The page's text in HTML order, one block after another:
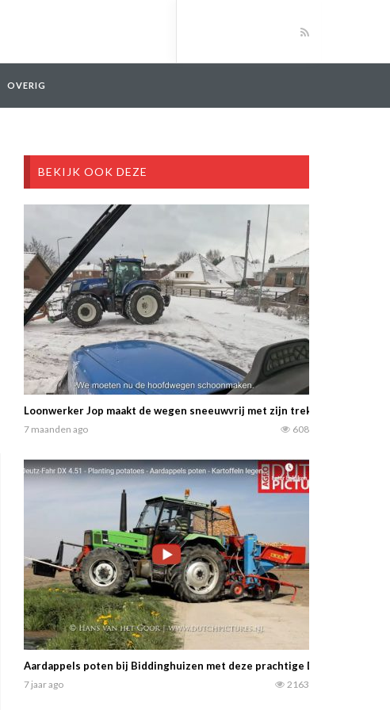
OVERIG
BEKIJK OOK DEZE
Loonwerker Jop maakt de wegen sneeuwvrij met zijn trekker. Normaal
7 maanden ago 608
Aardappels poten bij Biddinghuizen met deze prachtige Deutz-Fahr DX
7 jaar ago 2163